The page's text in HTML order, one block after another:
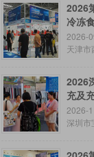
2026
冷冻
2026-
天津市
2026
充及
2026-
深圳市